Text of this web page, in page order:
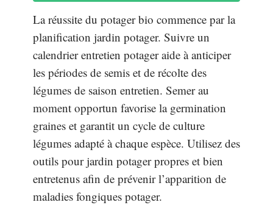
La réussite du potager bio commence par la
planification jardin potager. Suivre un
calendrier entretien potager aide à anticiper
les périodes de semis et de récolte des
légumes de saison entretien. Semer au
moment opportun favorise la germination
graines et garantit un cycle de culture
légumes adapté à chaque espèce. Utilisez des
outils pour jardin potager propres et bien
entretenus afin de prévenir l’apparition de
maladies fongiques potager.